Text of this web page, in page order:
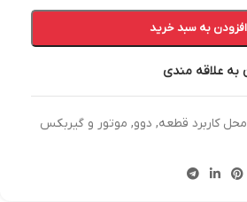
افزودن به سبد خرید
به علاقه مندی
کاربرد قطعه, دوو, موتور و گیربکس